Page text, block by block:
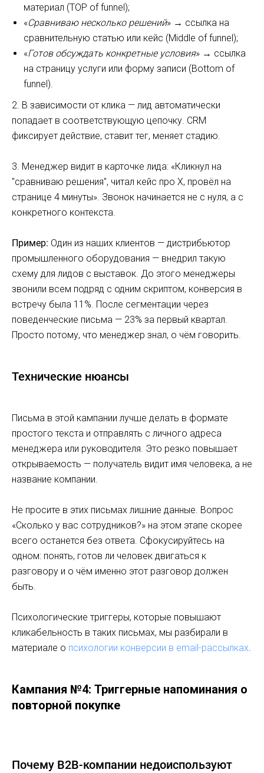
материал (TOP of funnel);
«Сравниваю несколько решений» → ссылка на
сравнительную статью или кейс (Middle of funnel);
«Готов обсуждать конкретные условия» → ссылка
на страницу услуги или форму записи (Bottom of
funnel).
2. В зависимости от клика — лид автоматически
попадает в соответствующую цепочку. CRM
фиксирует действие, ставит тег, меняет стадию.
3. Менеджер видит в карточке лида: «Кликнул на
"сравниваю решения", читал кейс про X, провёл на
странице 4 минуты». Звонок начинается не с нуля, а с
конкретного контекста.
Пример: Один из наших клиентов — дистрибьютор
промышленного оборудования — внедрил такую
схему для лидов с выставок. До этого менеджеры
звонили всем подряд с одним скриптом, конверсия в
встречу была 11%. После сегментации через
поведенческие письма — 23% за первый квартал.
Просто потому, что менеджер знал, о чём говорить.
Технические нюансы
Письма в этой кампании лучше делать в формате
простого текста и отправлять с личного адреса
менеджера или руководителя. Это резко повышает
открываемость — получатель видит имя человека, а не
название компании.
Не просите в этих письмах лишние данные. Вопрос
«Сколько у вас сотрудников?» на этом этапе скорее
всего останется без ответа. Сфокусируйтесь на
одном: понять, готов ли человек двигаться к
разговору и о чём именно этот разговор должен
быть.
Психологические триггеры, которые повышают
кликабельность в таких письмах, мы разбирали в
материале о психологии конверсии в email-рассылках.
Кампания №4: Триггерные напоминания о
повторной покупке
Почему B2B-компании недоиспользуют